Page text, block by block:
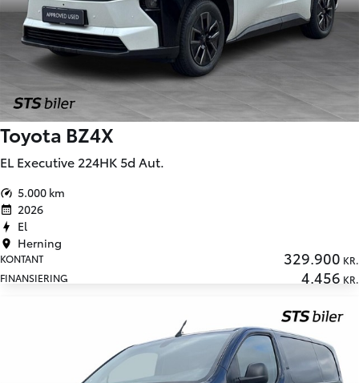
Toyota BZ4X
EL Executive 224HK 5d Aut.
5.000 km
2026
El
Herning
KONTANT 329.900 KR.
FINANSIERING
4.456 KR.